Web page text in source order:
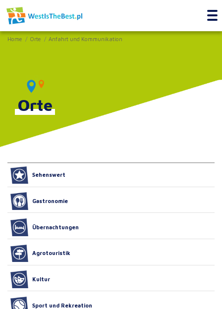
Home Orte Anfahrt und Kommunikation
Orte
Sehenswert
Gastronomie
Übernachtungen
Agrotouristik
Kultur
Sport und Rekreation